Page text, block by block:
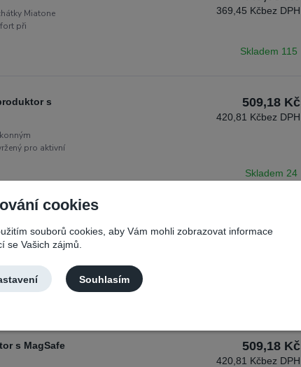
Miatone
při
369,45 Kčbez DPH
Skladem 115
s
pro aktivní
509,18 Kč
420,81 Kčbez DPH
Skladem 24
s MagSafe
kvalitní zvuk
s MagSafe
509,18 Kč
420,81 Kčbez DPH
cookies
souborů cookies, aby Vám mohli zobrazovat informace
se Vašich zájmů.
Souhlasím